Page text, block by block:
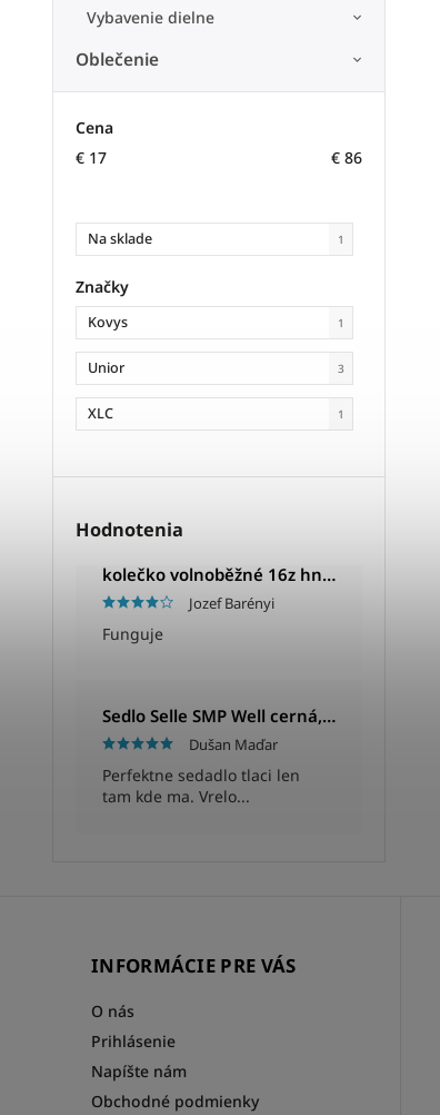
Vybavenie dielne
Oblečenie
Cena
€ 17 € 86
Na sklade 1
Značky
Kovys 1
Unior 3
XLC 1
Hodnotenia
kolečko volnoběžné 16z hnědé
Jozef Barényi
Funguje
Sedlo Selle SMP Well cerná, Unisex, 280x144mm, 280g
Dušan Maďar
Perfektne sedadlo tlaci len
tam kde ma. Vrelo...
INFORMÁCIE PRE VÁS
O nás
Prihlásenie
Napíšte nám
Obchodné podmienky